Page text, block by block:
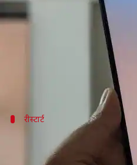
क्या है खबर?
एंड्रॉयड स्मार्टफोन्स का
वहीं एंड्रॉयड स्मार्टफोन
उसके हैंग हो जाने या
रीस्टार्ट
स्मार्टफोन को रीस्टार्ट
अपने एंड्रॉयड स्मार्टफोन